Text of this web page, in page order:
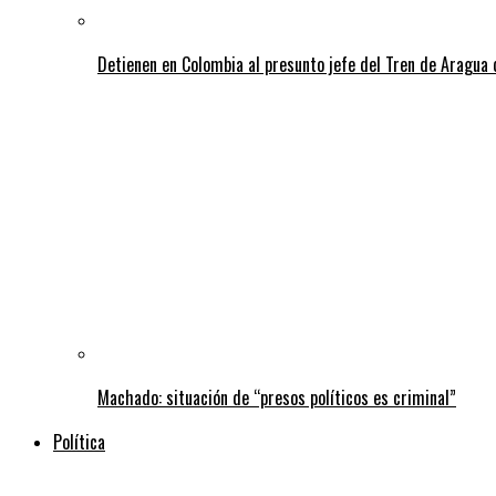
Detienen en Colombia al presunto jefe del Tren de Aragua
Machado: situación de “presos políticos es criminal”
Política